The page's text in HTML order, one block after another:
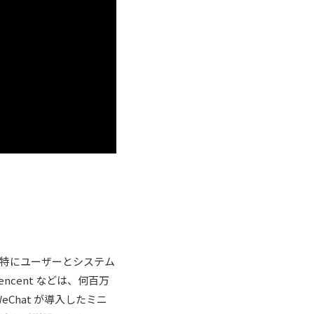
にユーザーとシステム
などは、何百万
が導入したミニ